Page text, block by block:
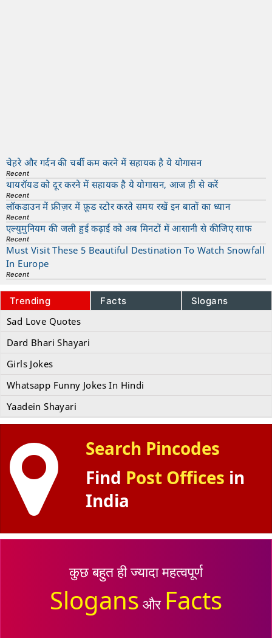
चेहरे और गर्दन की चर्बी कम करने में सहायक है ये योगासन
Recent
थायरॉयड को दूर करने में सहायक है ये योगासन, आज ही से करें
Recent
लॉकडाउन में फ्रीज़र में फ़ूड स्टोर करते समय रखें इन बातों का ध्यान
Recent
एल्युमुनियम की जली हुई कढ़ाई को अब मिनटों में आसानी से कीजिए साफ
Recent
Must Visit These 5 Beautiful Destination To Watch Snowfall
In Europe
Recent
Trending Facts Slogans
Sad Love Quotes
Dard Bhari Shayari
Girls Jokes
Whatsapp Funny Jokes In Hindi
Yaadein Shayari
Search Pincodes
Find Post Offices in
India
कुछ बहुत ही ज्यादा महत्वपूर्ण
Slogans और Facts